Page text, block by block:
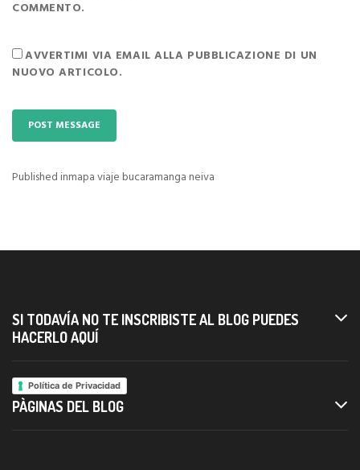
COMMENTO.
AVVERTIMI VIA EMAIL ALLA PUBBLICAZIONE DI UN
NUOVO ARTICOLO.
Navigazione
Published inmapa viaje bucaramanga neiva
SI TODAVÍA NO TE INSCRIBISTE AL BLOG PUEDES
HACERLO AQUÍ
Política de Privacidad
PÀGINAS DEL BLOG